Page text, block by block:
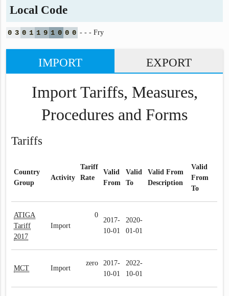
Local Code
0 3 0 1 1 9 1 0 0 0 - - - Fry
IMPORT EXPORT
Import Tariffs, Measures,
Procedures and Forms
Tariffs
Country
Group
Activity
Tariff
Rate
Valid
From
Valid
To
Valid From
Description
Valid
From
To
ATIGA
Tariff
2017
Import
0
2017-
10-01
2020-
01-01
MCT Import
zero
2017-
10-01
2022-
10-01